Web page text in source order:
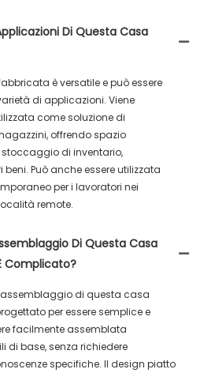
Di Questa Casa
è versatile e può essere
di applicazioni. Viene
come soluzione di
offrendo spazio
di inventario,
beni. Può anche essere utilizzata
per i lavoratori nei
remote.
Di Questa Casa
Complicato?
assemblaggio di questa casa
per essere semplice e
facilmente assemblata
di base, senza richiedere
specifiche. Il design piatto